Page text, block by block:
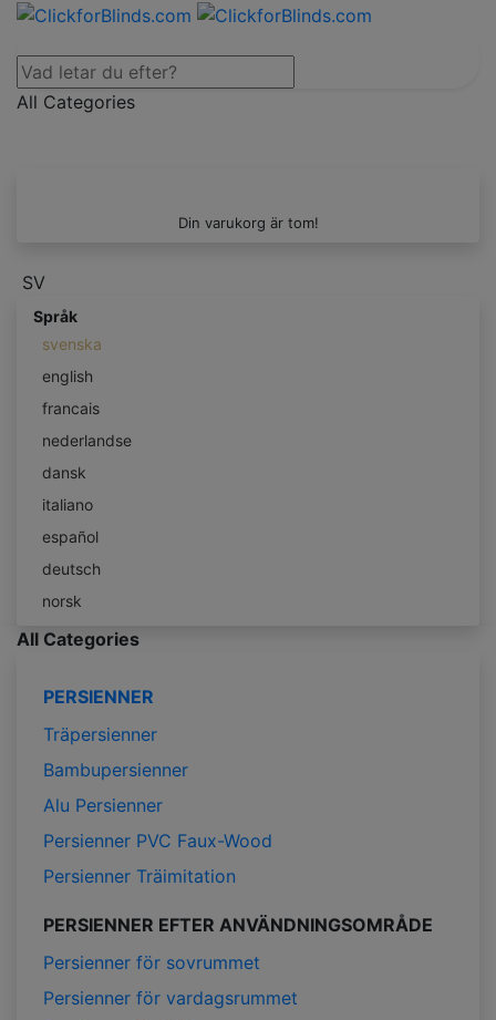
All Categories
Din varukorg är tom!
SV
Språk
svenska
english
francais
nederlandse
dansk
italiano
español
deutsch
norsk
All Categories
PERSIENNER
Träpersienner
Bambupersienner
Alu Persienner
Persienner PVC Faux-Wood
Persienner Träimitation
PERSIENNER EFTER ANVÄNDNINGSOMRÅDE
Persienner för sovrummet
Persienner för vardagsrummet